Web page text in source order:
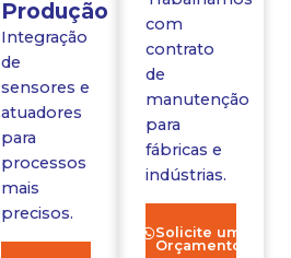
Produção
Integração
de
sensores e
atuadores
para
processos
mais
precisos.
com
contrato
de
manutenção
para
fábricas e
indústrias.
Solicite um
Orçamento